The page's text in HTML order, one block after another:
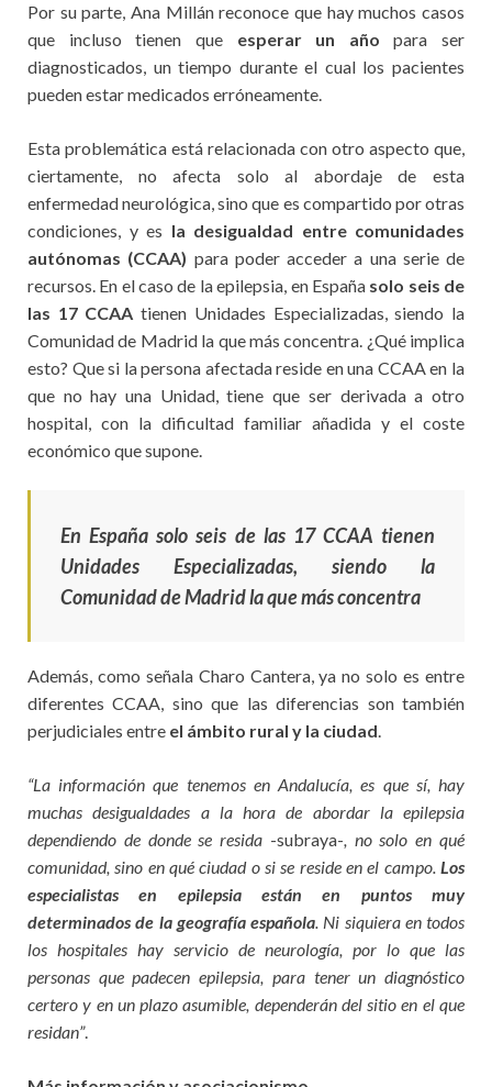
Por su parte, Ana Millán reconoce que hay muchos casos
que incluso tienen que esperar un añopara ser
diagnosticados, un tiempo durante el cual los pacientes
pueden estar medicados erróneamente.
Esta problemática está relacionada con otro aspecto que,
ciertamente, no afecta solo al abordaje de esta
enfermedad neurológica, sino que es compartido por otras
condiciones, y es la desigualdad entre comunidades
autónomas (CCAA) para poder acceder a una serie de
recursos. En el caso de la epilepsia, en España solo seis de
las 17 CCAAtienen Unidades Especializadas, siendo la
Comunidad de Madrid la que más concentra. ¿Qué implica
esto? Que si la persona afectada reside en una CCAA en la
que no hay una Unidad, tiene que ser derivada a otro
hospital, con la dificultad familiar añadida y el coste
económico que supone.
En España solo seis de las 17 CCAA tienen
Unidades Especializadas, siendo la
Comunidad de Madrid la que más concentra
Además, como señala Charo Cantera, ya no solo es entre
diferentes CCAA, sino que las diferencias son también
perjudiciales entre el ámbito rural y la ciudad.
“La información que tenemos en Andalucía, es que sí, hay
muchas desigualdades a la hora de abordar la epilepsia
dependiendo de donde se resida -subraya-, no solo en qué
comunidad, sino en qué ciudad o si se reside en el campo. Los
especialistas en epilepsia están en puntos muy
determinados de la geografía española. Ni siquiera en todos
los hospitales hay servicio de neurología, por lo que las
personas que padecen epilepsia, para tener un diagnóstico
certero y en un plazo asumible, dependerán del sitio en el que
residan”.